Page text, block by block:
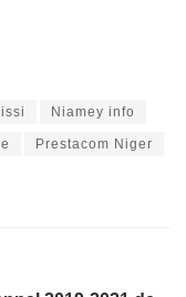
Niamey info
Prestacom Niger